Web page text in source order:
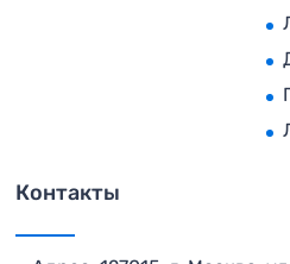
Контакты